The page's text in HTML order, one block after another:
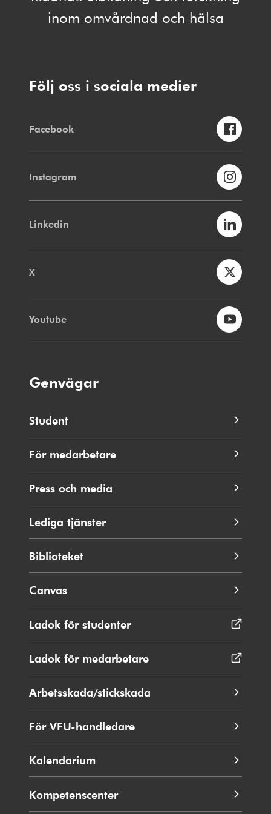
inom omvårdnad och hälsa
Följ oss i sociala medier
Facebook
Instagram
Linkedin
X
Youtube
Genvägar
Student
För medarbetare
Press och media
Lediga tjänster
Biblioteket
Canvas
Ladok för studenterÖppnas
i
fönster
Ladok för medarbetare
i
fönster
Arbetsskada/stickskada
För VFU-handledare
Kalendarium
Kompetenscenter